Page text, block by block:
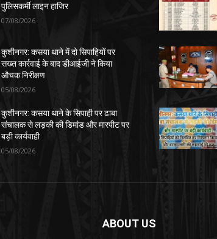
पुलिसकर्मी लाइन हाजिर
07/08/2026
कुशीनगर: कसया थाने में दो सिपाहियों पर
सख्त कार्रवाई के बाद डीआईजी ने किया
औचक निरीक्षण
05/08/2026
कुशीनगर: कसया थाने के सिपाही पर ढाबा
संचालक से लड़की की डिमांड और मारपीट पर
बड़ी कार्यवाही
05/08/2026
ABOUT US